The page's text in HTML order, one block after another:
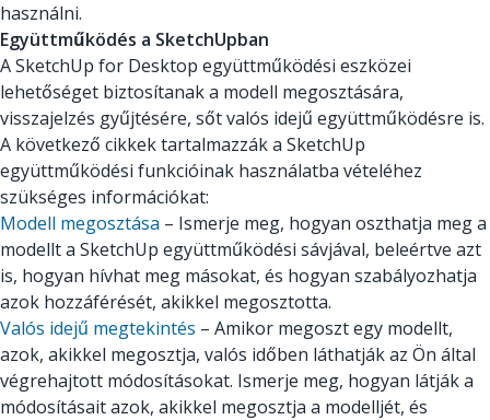
használni.
Együttműködés a SketchUpban
A SketchUp for Desktop együttműködési eszközei
lehetőséget biztosítanak a modell megosztására,
visszajelzés gyűjtésére, sőt valós idejű együttműködésre is.
A következő cikkek tartalmazzák a SketchUp
együttműködési funkcióinak használatba vételéhez
szükséges információkat:
Modell megosztása – Ismerje meg, hogyan oszthatja meg a
modellt a SketchUp együttműködési sávjával, beleértve azt
is, hogyan hívhat meg másokat, és hogyan szabályozhatja
azok hozzáférését, akikkel megosztotta.
Valós idejű megtekintés – Amikor megoszt egy modellt,
azok, akikkel megosztja, valós időben láthatják az Ön által
végrehajtott módosításokat. Ismerje meg, hogyan látják a
módosításait azok, akikkel megosztja a modelljét, és